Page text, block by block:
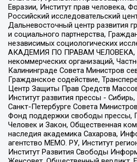
Евразии, Институт прав человека,
Российский исследовательский
Дальневосточный центр развития
и социального партнерства,
независимых социологических
АКАДЕМИЯ ПО ПРАВАМ ЧЕЛОВЕКА,
некоммерческих организаций,
Калининграде Совета Министров
Гражданское содействие,
Центр Защиты Прав Средств
Институт развития прессы -
Санкт-Петербурге Совета
Фонд поддержки свободы прессы,
Человек и Закон, Общественная
наследия академика Сахарова,
агентство МЕМО. РУ, Институт
Институт Развития Свободы